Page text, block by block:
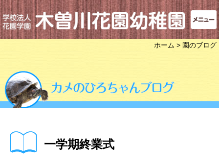
ホーム > 園のブログ
一学期終業式